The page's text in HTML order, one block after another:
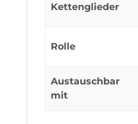
Kettenglieder
Rolle
Austauschbar
mit